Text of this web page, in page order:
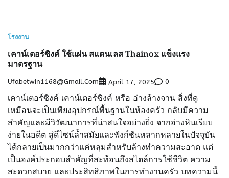
โรงงาน
เคาน์เตอร์ซิงค์ ใช้แผ่น สแตนเลส Thainox แข็งแรง
มาตรฐาน
Ufabetwin1168@gmail.com April 17, 2025 0
เคาน์เตอร์ซิงค์ เคาน์เตอร์ซิงค์ หรือ อ่างล้างจาน สิ่งที่ดู
เหมือนจะเป็นเพียงอุปกรณ์พื้นฐานในห้องครัว กลับมีความ
สำคัญและมีวิวัฒนาการที่น่าสนใจอย่างยิ่ง จากอ่างหินเรียบ
ง่ายในอดีต สู่ดีไซน์ล้ำสมัยและฟังก์ชันหลากหลายในปัจจุบัน
ได้กลายเป็นมากกว่าแค่หลุมสำหรับล้างทำความสะอาด แต่
เป็นองค์ประกอบสำคัญที่สะท้อนถึงสไตล์การใช้ชีวิต ความ
สะดวกสบาย และประสิทธิภาพในการทำงานครัว บทความนี้